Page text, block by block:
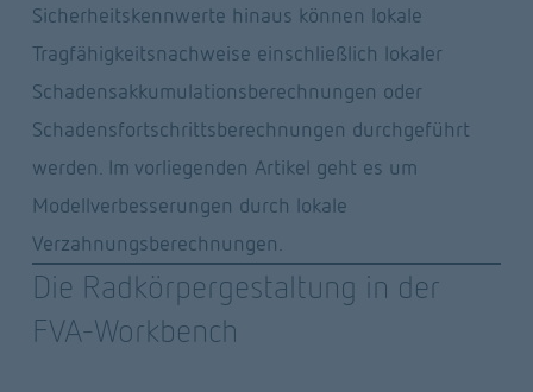
Sicherheitskennwerte hinaus können lokale
Tragfähigkeitsnachweise einschließlich lokaler
Schadensakkumulationsberechnungen oder
Schadensfortschrittsberechnungen durchgeführt
werden. Im vorliegenden Artikel geht es um
Modellverbesserungen durch lokale
Verzahnungsberechnungen.
Die Radkörpergestaltung in der
FVA-Workbench